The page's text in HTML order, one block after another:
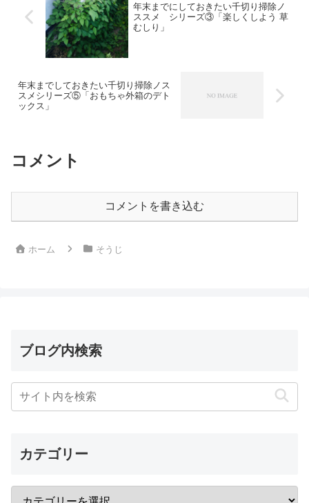
年末までにしておきたい千切り掃除ノ
ススメ シリーズ③「楽しくしよう 草
むしり」
年末までしておきたい千切り掃除ノス
スメシリーズ⑤「おもちゃ外箱のデト
ックス」
コメント
コメントを書き込む
ホーム そうじ
ブログ内検索
カテゴリー